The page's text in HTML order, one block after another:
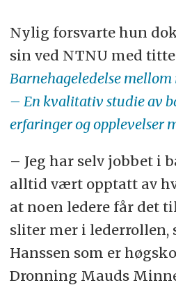
Nylig forsvarte hun
sin ved NTNU med
Barnehageledelse
– En kvalitativ studie av
erfaringer og opplevelser
– Jeg har selv jobbet i
alltid vært opptatt av
at noen ledere får det
sliter mer i lederrollen,
Hanssen som er
Dronning Mauds